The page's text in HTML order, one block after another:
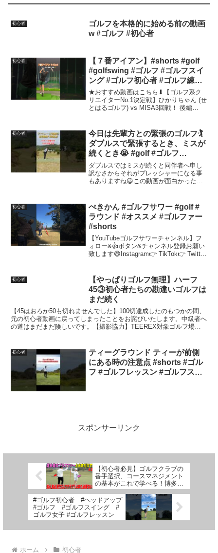
初心者
ゴルフを本格的に始める前の動画
w #ゴルフ #初心者
初心者
【７番アイアン】#shorts #golf
#golfswing #ゴルフ #ゴルフスイ
ング #ゴルフ初心者 #ゴルフ練習
#スライス #フェード #チーピン #
ドロー #スティンガー #ロブショ
ット
★おすすめ動画はこちら⬇︎【ゴルフ系ク
リエイターNo.1決定戦】ひかりちゃん (せ
とはるゴルフ) vs MISA3回戦！ 後編
★【おにGOLF】チャンネル登録はこち...
初心者
今日は先輩方との緊張のゴルフ🏌️
ダブルスで緊張するとき、ミスが
続くとき😭 #golf #ゴルフ
#golfswing
ダブルスではミスが続くと同伴者へ申し
訳なさからそれがプレッシャーになる事
もありますね😃この動画が面白かった方
投稿しておりますので、ぜひご覧くださ
い😊【その他の動画】①ベ...
初心者
ぺきかん #ゴルフサワー #golf #
ラウンド #オススメ #ゴルファー
#shorts
【YouTubeゴルフサワーチャンネル】フ
ォロー&👍ボタン&チャンネル登録お願い
致します😄Instagram👉 TikTok👉 Twitter
キ...
初心者
【やっぱりゴルフ無理】ハーフ
45③初心者たちの勘違いゴルフは
まだ続く
【45はおろか50も切れませんでした】100切達成したのもつかの間、
元の初心者動画に戻ってしまったことをお詫びいたします。中級者へ
の道はまだまだ険しいです。【撮影協力】TEEREX対象ゴルフ場
初心者
ティーグラウンド ティーが前側
にある時の注意点 #shorts #ゴル
フ #ゴルフレッスン #ゴルフスイ
スポンサーリンク
【初心者必見】ゴルフクラブの
番手選択、コースマネジメント
の基本がこれで学べる！博多美
女ゴルファーが上手すぎ
た…….【後編】
#ゴルフ初心者 #ヘッドアップ
#ゴルフ #ゴルフスイング #
ゴルフ女子 #ゴルフレッスン
ホーム 初心者